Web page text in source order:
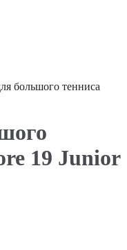
большого тенниса
19 Junior